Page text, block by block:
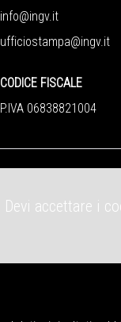
info@ingv.it
ufficiostampa@ingv.it
CODICE FISCALE
P.IVA 06838821004
Devi accettare i